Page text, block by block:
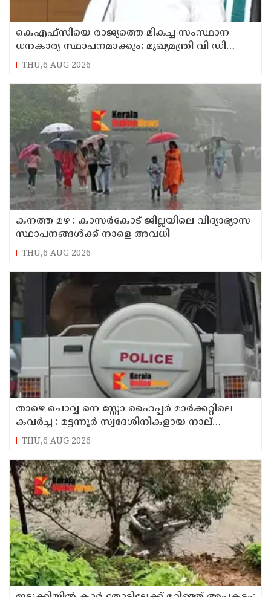
കെഎഫ്‌സിയെ രാജ്യത്തെ മികച്ച സംസ്ഥാന
ധനകാര്യ സ്ഥാപനമാക്കും: മുഖ്യമന്ത്രി വി ഡി
സതീശൻ
THU,6 AUG 2026
കനത്ത മഴ : കാസർകോട് ജില്ലയിലെ വിദ്യാഭ്യാസ
സ്ഥാപനങ്ങൾക്ക് നാളെ അവധി
THU,6 AUG 2026
താഴെ ചൊവ്വ നെ സ്റ്റോ ഹൈപ്പർ മാർക്കറ്റിലെ
കവർച്ച : മട്ടന്നൂർ സ്വദേശിനികളായ നാല്
പ്രതികൾ പിടിയിൽ
THU,6 AUG 2026